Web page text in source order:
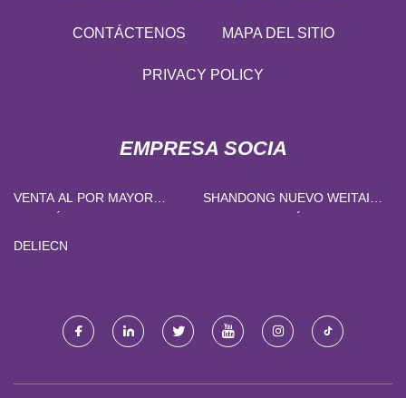
CONTÁCTENOS MAPA DEL SITIO
PRIVACY POLICY
EMPRESA SOCIA
VENTA AL POR MAYOR
INOXIDABLE N08904
SHANDONG NUEVO WEITAI
DELIECN